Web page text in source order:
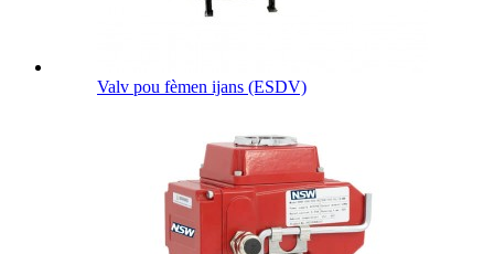
Valv pou fèmen ijans (ESDV)